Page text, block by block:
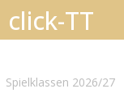
Spielklassen 2026/27